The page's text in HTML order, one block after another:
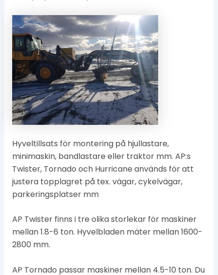
Hyveltillsats för montering på hjullastare,
minimaskin, bandlastare eller traktor mm. AP:s
Twister, Tornado och Hurricane används för att
justera topplagret på tex. vägar, cykelvägar,
parkeringsplatser mm
AP Twister finns i tre olika storlekar för maskiner
mellan 1.8-6 ton. Hyvelbladen mäter mellan 1600-
2800 mm.
AP Tornado passar maskiner mellan 4.5-10 ton. Du